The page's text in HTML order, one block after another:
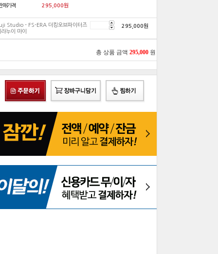
매가격
295,000원
Studio - FS-ERA 더킹오브파이터즈
누이 마이
295,000원
총 상품 금액 295,000 원